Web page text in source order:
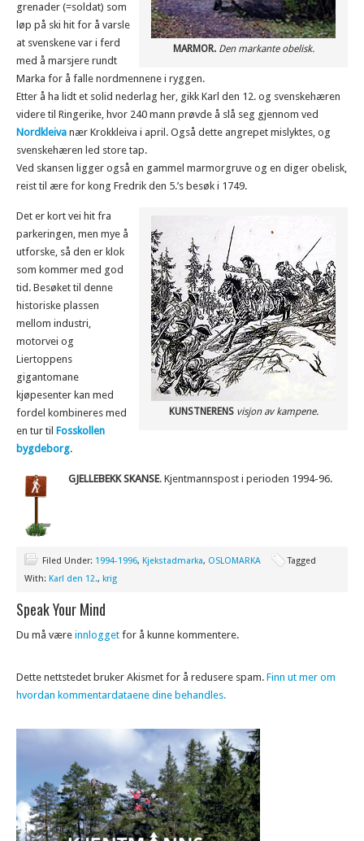
MARMOR. Den markante obelisk.
grenader (=soldat) som
løp på ski hit for å varsle
at svenskene var i ferd
med å marsjere rundt
Marka for å falle nordmennene i ryggen.
Etter å ha lidt et solid nederlag her, gikk Karl den 12. og svenskehæren
videre til Ringerike, hvor 240 mann prøvde å slå seg gjennom ved
Nordkleiva nær Krokkleiva i april. Også dette angrepet mislyktes, og
svenskehæren led store tap.
Ved skansen ligger også en gammel marmorgruve og en diger obelisk,
reist til ære for kong Fredrik den 5.’s besøk i 1749.
KUNSTNERENS visjon av kampene.
Det er kort vei hit fra
parkeringen, men mye å
utforske, så den er klok
som kommer med god
tid. Besøket til denne
historiske plassen
mellom industri,
motorvei og
Liertoppens
gigantomane
kjøpesenter kan med
fordel kombineres med
en tur til Fosskollen
bygdeborg.
GJELLEBEKK SKANSE. Kjentmannspost i perioden 1994-96.
Filed Under: 1994-1996, Kjekstadmarka, OSLOMARKA
Tagged
With: Karl den 12., krig
Speak Your Mind
Du må være innlogget for å kunne kommentere.
Dette nettstedet bruker Akismet for å redusere spam. Finn ut mer om
hvordan kommentardataene dine behandles.